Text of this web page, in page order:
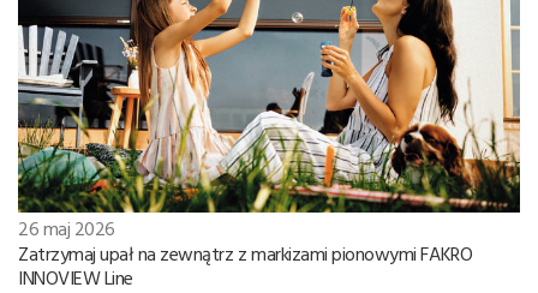
26 maj 2026
Zatrzymaj upał na zewnątrz z markizami pionowymi FAKRO
INNOVIEW Line